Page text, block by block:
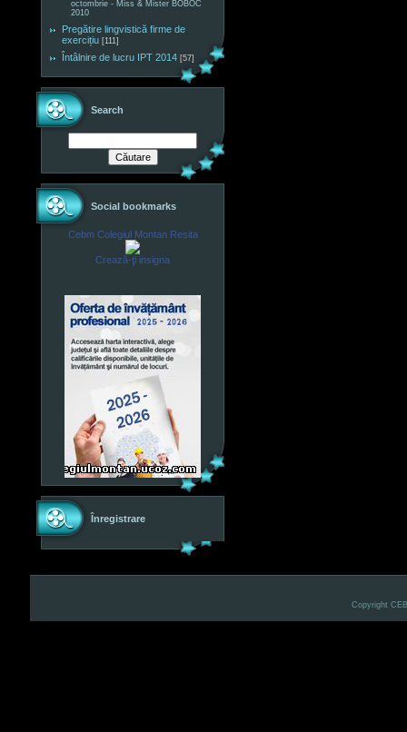
octombrie - Miss & Mister BOBOC
2010
Pregătire lingvistică firme de
exercițiu [111]
Întâlnire de lucru IPT 2014 [57]
Search
Social bookmarks
Cebm Colegiul Montan Resita
Crează-ţi insigna
Înregistrare
Copyright